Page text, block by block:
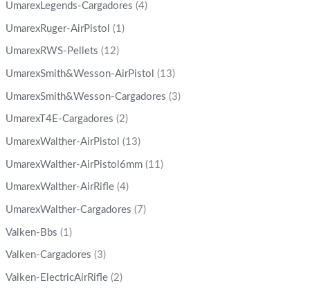
UmarexLegends-Cargadores (4)
UmarexRuger-AirPistol (1)
UmarexRWS-Pellets (12)
UmarexSmith&Wesson-AirPistol (13)
UmarexSmith&Wesson-Cargadores (3)
UmarexT4E-Cargadores (2)
UmarexWalther-AirPistol (13)
UmarexWalther-AirPistol6mm (11)
UmarexWalther-AirRifle (4)
UmarexWalther-Cargadores (7)
Valken-Bbs (1)
Valken-Cargadores (3)
Valken-ElectricAirRifle (2)